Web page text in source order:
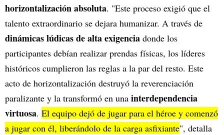
horizontalización absoluta. "Este proceso exigió que el
talento extraordinario se dejara humanizar. A través de
dinámicas lúdicas de alta exigencia donde los
participantes debían realizar prendas físicas, los líderes
históricos cumplieron las reglas a la par del resto. Este
acto de horizontalización destruyó la reverenciación
paralizante y la transformó en una interdependencia
virtuosa. El equipo dejó de jugar para el héroe y comenzó
a jugar con él, liberándolo de la carga asfixiante", detalla